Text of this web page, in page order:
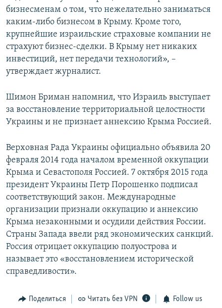
бизнесменам о том, что нежелательно заниматься
каким-либо бизнесом в Крыму. Кроме того,
крупнейшие израильские страховые компании не
страхуют бизнес-сделки. В Крыму нет никаких
инвестиций, нет передачи технологий», –
утверждает журналист.
Шимон Бриман напомнил, что Израиль выступает
за восстановление территориальной целостности
Украины и не признает аннексию Крыма Россией.
Верховная Рада Украины официально объявила 20
февраля 2014 года началом временной оккупации
Крыма и Севастополя Россией. 7 октября 2015 года
президент Украины Петр Порошенко подписал
соответствующий закон. Международные
организации признали оккупацию и аннексию
Крыма незаконными и осудили действия России.
Страны Запада ввели ряд экономических санкций.
Россия отрицает оккупацию полуострова и
называет это «восстановлением исторической
справедливости».
Поделиться Читать без VPN Follow us